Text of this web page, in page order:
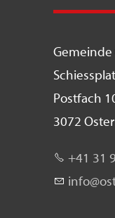
Postfach
3072
+41 31
nf